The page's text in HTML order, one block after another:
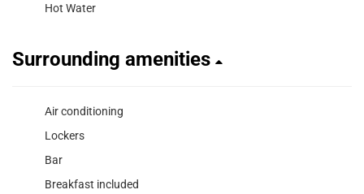
Hot Water
Surrounding amenities
Air conditioning
Lockers
Bar
Breakfast included